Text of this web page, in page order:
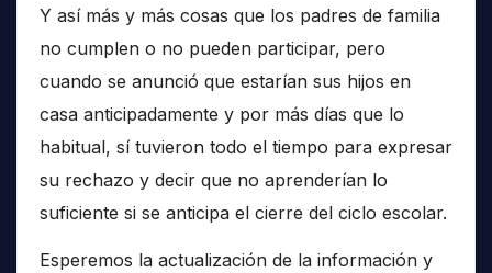
Y así más y más cosas que los padres de familia
no cumplen o no pueden participar, pero
cuando se anunció que estarían sus hijos en
casa anticipadamente y por más días que lo
habitual, sí tuvieron todo el tiempo para expresar
su rechazo y decir que no aprenderían lo
suficiente si se anticipa el cierre del ciclo escolar.
Esperemos la actualización de la información y